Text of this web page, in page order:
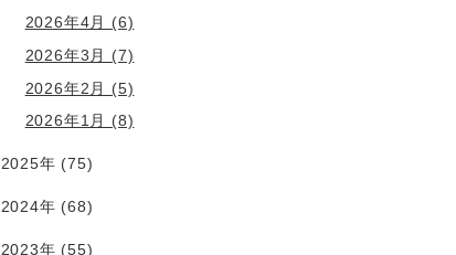
2026年4月 (6)
2026年3月 (7)
2026年2月 (5)
2026年1月 (8)
2025年 (75)
2024年 (68)
2023年 (55)